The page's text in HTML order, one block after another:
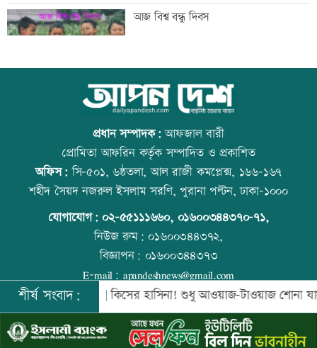
গুরুত্বপূর্ণ ব্যক্তিদের নিয়ে অপপ্রচারের বিরুদ্ধে
সতর্ক করল পুলিশ
নিরাপত্তা পেলে দেশে ফিরতে চান সাকিব
সাকিবের দেশে ফেরার সুযোগ নেই: ক্রীড়া
প্রতিমন্ত্রী
শিল্পকলায় বিনামূল্যে ৬ সিনেমা দেখা যাবে
আজ বিশ্ব বন্ধু দিবস
কোরআন-হাদিসে নামাজ না পড়ার শাস্তি
উত্থান-পতনের বাজারে আজ স্বর্ণের ভরি কত
আজ স্বর্ণ-রুপা যে দামে বিক্রি হচ্ছে
প্রধান সম্পাদক:আফজাল বারী
প্রোমিতা আফরিন কর্তৃক সম্পাদিত ও প্রকাশিত
অফিস:সি-৫০১, ৬ষ্ঠতলা, আল রাজী কমপ্লেক্স, ১৬৬-১৬৭
শহীদ সৈয়দ নজরুল ইসলাম সরণি, পুরানা পল্টন, ঢাকা-১০০০
যোগাযোগ: ০২-৫৫১১১৬৬০, ০১৬০০৩৪৪৩৭০-৭১,
নিউজ রুম:০১৬০০৩৪৪৩৭২,
বিজ্ঞাপন: ০১৬০০৩৪৪৩৭৩
E-mail: apandeshnews@gmail.com
©২০২৬ |আপন দেশ ডটকমকর্তৃক সর্বসত্ব ® সংরক্ষিত | উন্নয়নে
ইমিথমেকারস.কম
শীর্ষ সংবাদ:
সরকার কিসের হাসিনা! শুধু আওয়াজ-টাওয়াজ শোনা যায়: